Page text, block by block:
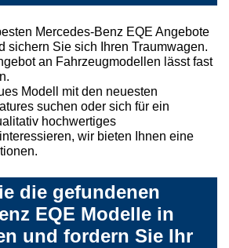
Mercedes-Benz EQE Angebote
sichern Sie sich Ihren Traumwagen.
an Fahrzeugmodellen lässt fast
Modell mit den neuesten
suchen oder sich für ein
hochwertiges
wir bieten Ihnen eine
die gefundenen
EQE Modelle in
und fordern Sie Ihr